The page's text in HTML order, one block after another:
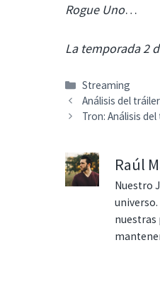
Rogue Uno…
La temporada 2
Categorías
Streaming
Análisis del
Tron: Análisis
Raúl
Nuestro
nuestras